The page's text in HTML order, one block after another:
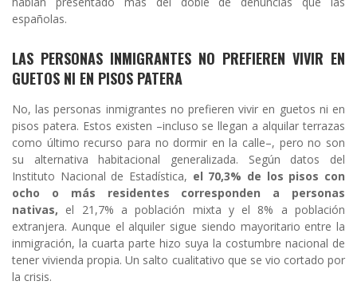
españolas.
LAS PERSONAS INMIGRANTES NO PREFIEREN VIVIR EN
GUETOS NI EN PISOS PATERA
No, las personas inmigrantes no prefieren vivir en guetos ni en
pisos patera. Estos existen –incluso se llegan a alquilar terrazas
como último recurso para no dormir en la calle–, pero no son
su alternativa habitacional generalizada. Según datos del
Instituto Nacional de Estadística, el 70,3% de los pisos con
ocho o más residentes corresponden a personas
nativas, el 21,7% a población mixta y el 8% a población
extranjera. Aunque el alquiler sigue siendo mayoritario entre la
inmigración, la cuarta parte hizo suya la costumbre nacional de
tener vivienda propia. Un salto cualitativo que se vio cortado por
la crisis.